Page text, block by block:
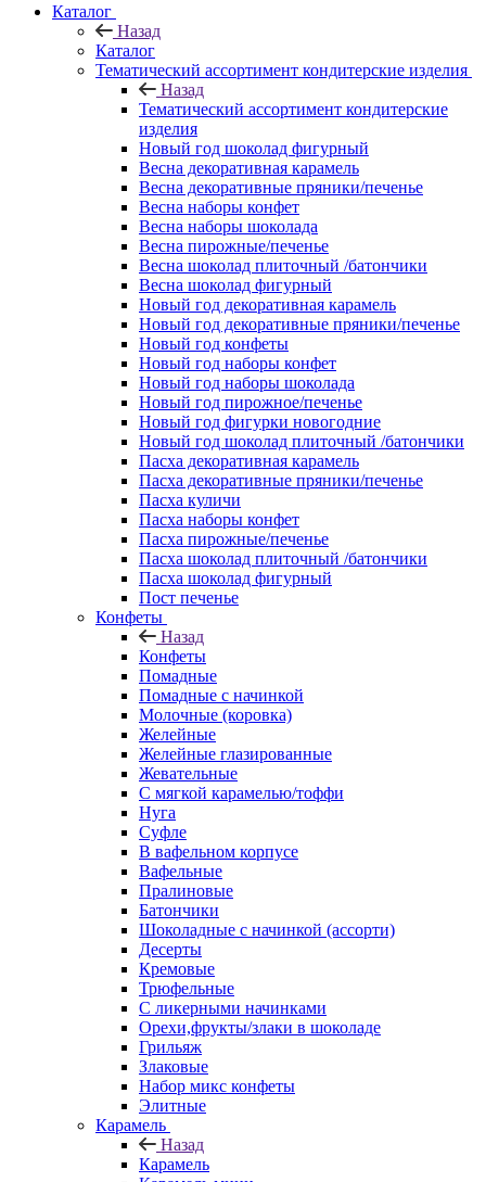
Каталог
Назад
Каталог
Тематический ассортимент кондитерские изделия
Назад
Тематический ассортимент кондитерские
изделия
Новый год шоколад фигурный
Весна декоративная карамель
Весна декоративные пряники/печенье
Весна наборы конфет
Весна наборы шоколада
Весна пирожные/печенье
Весна шоколад плиточный /батончики
Весна шоколад фигурный
Новый год декоративная карамель
Новый год декоративные пряники/печенье
Новый год конфеты
Новый год наборы конфет
Новый год наборы шоколада
Новый год пирожное/печенье
Новый год фигурки новогодние
Новый год шоколад плиточный /батончики
Пасха декоративная карамель
Пасха декоративные пряники/печенье
Пасха куличи
Пасха наборы конфет
Пасха пирожные/печенье
Пасха шоколад плиточный /батончики
Пасха шоколад фигурный
Пост печенье
Конфеты
Назад
Конфеты
Помадные
Помадные с начинкой
Молочные (коровка)
Желейные
Желейные глазированные
Жевательные
С мягкой карамелью/тоффи
Нуга
Суфле
В вафельном корпусе
Вафельные
Пралиновые
Батончики
Шоколадные с начинкой (ассорти)
Десерты
Кремовые
Трюфельные
С ликерными начинками
Орехи,фрукты/злаки в шоколаде
Грильяж
Злаковые
Набор микс конфеты
Элитные
Карамель
Назад
Карамель